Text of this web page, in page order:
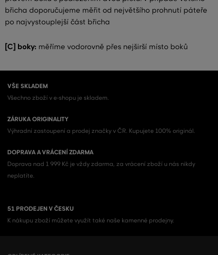
břicha doporučujeme měřit od největšího prohnutí páteře
po najvystouplejší část břicha
[C] boky: měříme vodorovně přes nejširší místo boků
VŠE SKLADEM
Všechno zboží v e-shopu je skladem.
ZÁRUKA ORIGINALITY
Výhradní zastoupení a prodej značky v ČR. Kupujete 100% originál.
DOPRAVA A VRÁCENÍ ZDARMA
Doprava nad 1 999 Kč je vždy zdarma, za vrácení zboží u nás nikdy
neplatíte.
51 PRODEJEN V ČESKU
K nákupu zboží můžete využít také naše kamenné prodejny.